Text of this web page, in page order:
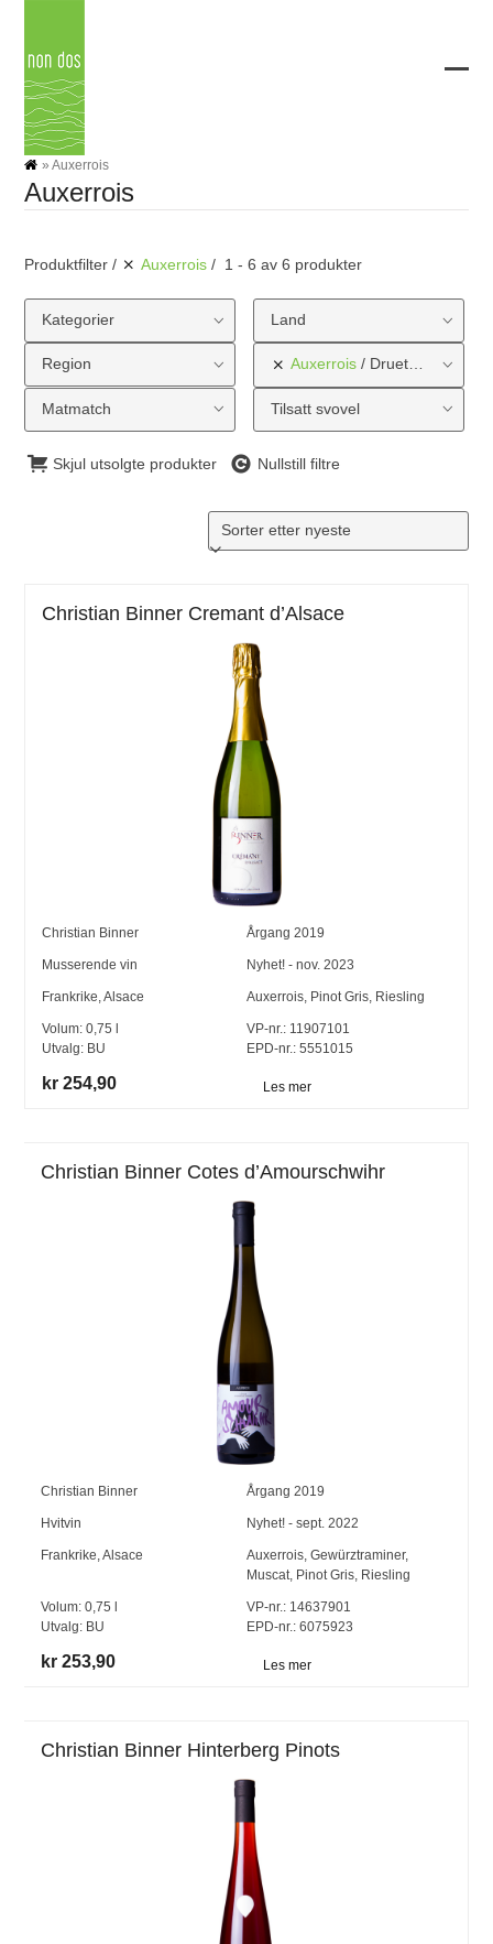
content
»Auxerrois
Auxerrois
Produktfilter Auxerrois 1 - 6 av 6 produkter
Kategorier Land
Region Auxerrois Druetype
Matmatch Tilsatt svovel
Skjul utsolgte produkter Nullstill filtre
Christian Binner Cremant d’Alsace
Christian Binner Årgang 2019
Musserende vin Nyhet! - nov. 2023
Frankrike,Alsace Auxerrois, Pinot Gris, Riesling
Volum:0,75
Utvalg: BU
VP-nr.: 11907101
EPD-nr.: 5551015
kr 254,90 Les mer
Christian Binner Cotes d’Amourschwihr
Christian Binner Årgang 2019
Hvitvin Nyhet! - sept. 2022
Frankrike,Alsace Auxerrois, Gewürztraminer,
Muscat, Pinot Gris, Riesling
Volum:0,75
Utvalg: BU
VP-nr.:14637901
EPD-nr.: 6075923
kr 253,90 Les mer
Christian Binner Hinterberg Pinots